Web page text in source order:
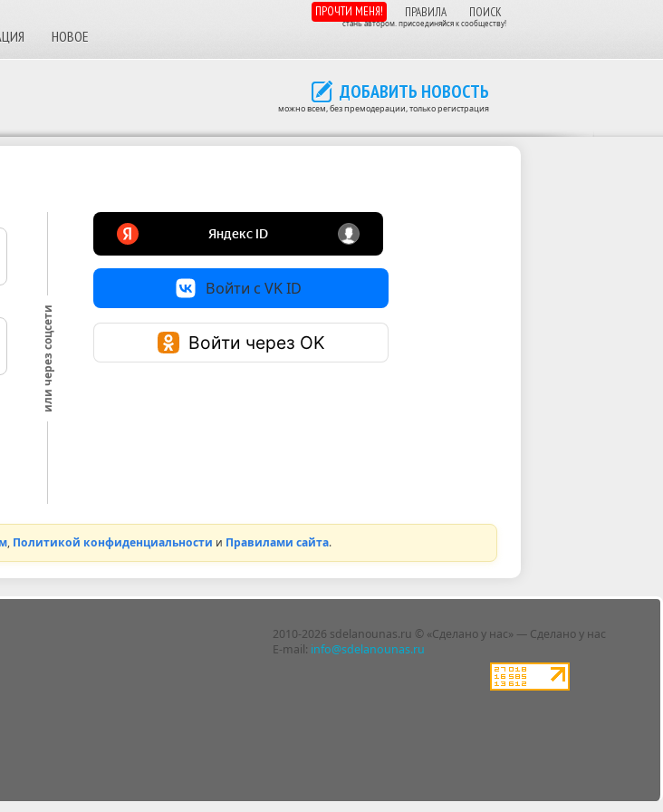
НОВОЕ
ПРОЧТИ МЕНЯ! ПРАВИЛА ПОИСК
стань автором. присоединяйся к сообществу!
ДОБАВИТЬ НОВОСТЬ
можно всем, без премодерации, только регистрация
или через соцсети
Войти с VK ID
Войти через OK
, Политикой конфиденциальности и Правилами сайта.
2010-2026 sdelanounas.ru © «Сделано у нас» — Сделано у нас
E-mail: info@sdelanounas.ru